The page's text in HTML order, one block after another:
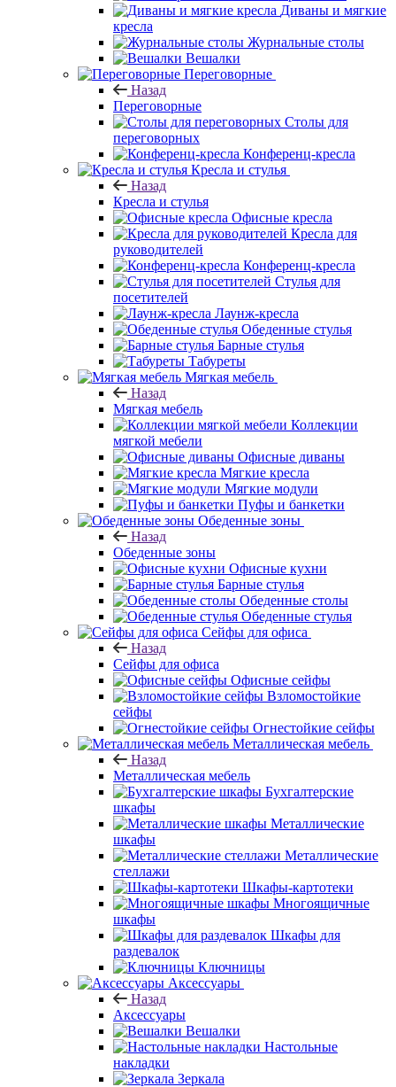
Диваны и мягкие
кресла
Журнальные столы
Вешалки
Переговорные
Назад
Переговорные
Столы для
переговорных
Конференц-кресла
Кресла и стулья
Назад
Кресла и стулья
Офисные кресла
Кресла для
руководителей
Конференц-кресла
Стулья для
посетителей
Лаунж-кресла
Обеденные стулья
Барные стулья
Табуреты
Мягкая мебель
Назад
Мягкая мебель
Коллекции
мягкой мебели
Офисные диваны
Мягкие кресла
Мягкие модули
Пуфы и банкетки
Обеденные зоны
Назад
Обеденные зоны
Офисные кухни
Барные стулья
Обеденные столы
Обеденные стулья
Сейфы для офиса
Назад
Сейфы для офиса
Офисные сейфы
Взломостойкие
сейфы
Огнестойкие сейфы
Металлическая мебель
Назад
Металлическая мебель
Бухгалтерские
шкафы
Металлические
шкафы
Металлические
стеллажи
Шкафы-картотеки
Многоящичные
шкафы
Шкафы для
раздевалок
Ключницы
Аксессуары
Назад
Аксессуары
Вешалки
Настольные
накладки
Зеркала